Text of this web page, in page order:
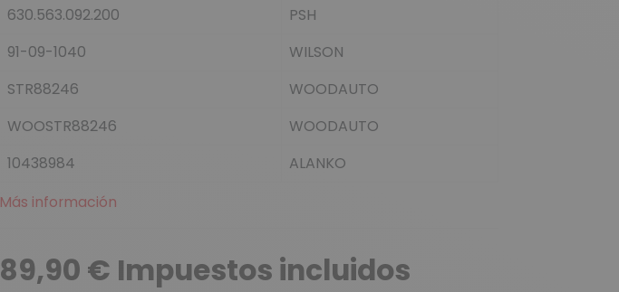
630.563.092.200
PSH
91-09-1040
WILSON
STR88246
WOODAUTO
WOOSTR88246
WOODAUTO
10438984
ALANKO
Más información
89,90 € Impuestos incluidos